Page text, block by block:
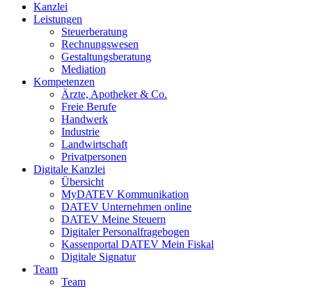
Kanzlei
Leistungen
Steuerberatung
Rechnungswesen
Gestaltungsberatung
Mediation
Kompetenzen
Ärzte, Apotheker & Co.
Freie Berufe
Handwerk
Industrie
Landwirtschaft
Privatpersonen
Digitale Kanzlei
Übersicht
MyDATEV Kommunikation
DATEV Unternehmen online
DATEV Meine Steuern
Digitaler Personalfragebogen
Kassenportal DATEV Mein Fiskal
Digitale Signatur
Team
Team